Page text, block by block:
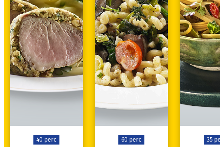
40 perc 60 perc 35